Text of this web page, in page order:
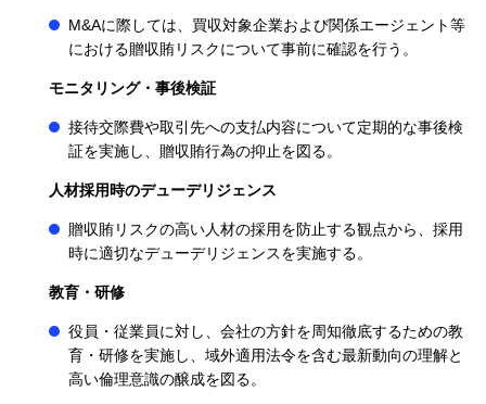
M&Aに際しては、買収対象企業および関係エージェント等
における贈収賄リスクについて事前に確認を行う。
モニタリング・事後検証
接待交際費や取引先への支払内容について定期的な事後検
証を実施し、贈収賄行為の抑止を図る。
人材採用時のデューデリジェンス
贈収賄リスクの高い人材の採用を防止する観点から、採用
時に適切なデューデリジェンスを実施する。
教育・研修
役員・従業員に対し、会社の方針を周知徹底するための教
育・研修を実施し、域外適用法令を含む最新動向の理解と
高い倫理意識の醸成を図る。